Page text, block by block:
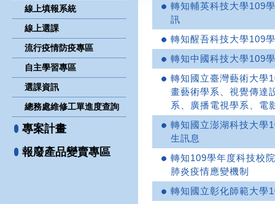
線上填報系統
線上選課
流行疫情防疫專區
自主學習專區
選課資訊
總務處維修工單進度查詢
專案計畫
報廢產品變賣專區
轉知輔英科技大學109
訊
轉知醒吾科技大學109
轉知中國科技大學109
轉知國立臺灣藝術大學
畫藝術學系、視覺傳達
系、廣播電視學系、電
轉知國立澎湖科技大學
生訊息
轉知109學年度科技校
肺炎疫情應變機制
轉知國立彰化師範大學